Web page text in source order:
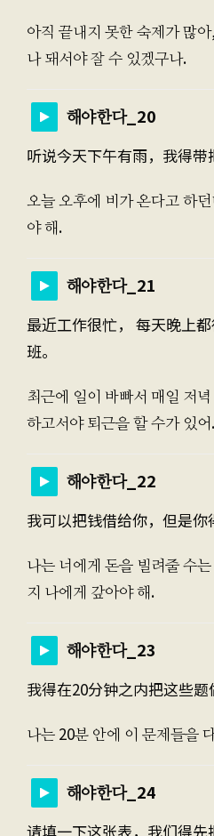
아직 끝내지 못한 숙제가 많
나 돼서야 잘 수 있겠구나.
해야한다_20
听说今天下午有雨，我得带
오늘 오후에 비가 온다고 하
야 해.
해야한다_21
最近工作很忙， 每天晚上
班。
최근에 일이 바빠서 매일 저
하고서야 퇴근을 할 수가 있어.
해야한다_22
我可以把钱借给你，但是你
나는 너에게 돈을 빌려줄 수
지 나에게 갚아야 해.
해야한다_23
我得在20分钟之内把这些题
나는 20분 안에 이 문제들을
해야한다_24
请填一下这张表，我们得